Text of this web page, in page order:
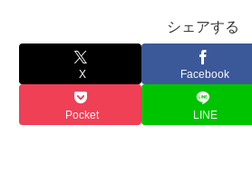
シェアする
X Facebook
Pocket LINE